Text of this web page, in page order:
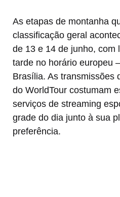
As etapas de montanha
classificação geral
de 13 e 14 de junho, com
tarde no horário europeu
Brasília. As transmissões
do WorldTour costumam
serviços de streaming
grade do dia junto à sua
preferência.